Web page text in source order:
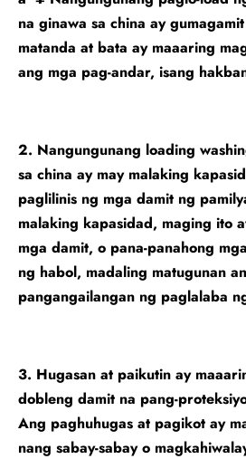
na ginawa sa china ay
matanda at bata ay maaaring
ang mga pag-andar, isang
2. Nangungunang loading
sa china ay may malaking
paglilinis ng mga damit ng
malaking kapasidad, maging ito
mga damit, o pana-panahong
ng habol, madaling matugunan
pangangailangan ng paglalaba
3. Hugasan at paikutin ay
dobleng damit na pang-
Ang paghuhugas at pagikot ay
nang sabay-sabay o